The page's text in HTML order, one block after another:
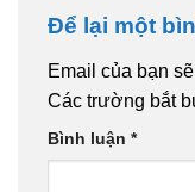
Để lại một
Email của bạn
Các trường bắt
Bình luận *